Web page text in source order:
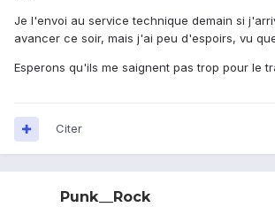
Je l'envoi au service technique demain si
avancer ce soir, mais j'ai peu d'espoirs, vu
Esperons qu'ils me saignent pas trop pour le
Citer
Punk__Rock